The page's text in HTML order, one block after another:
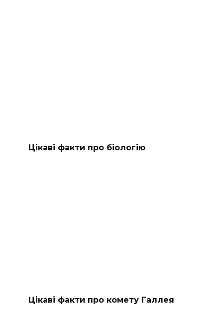
Цікаві факти про біологію
Цікаві факти про комету Галлея